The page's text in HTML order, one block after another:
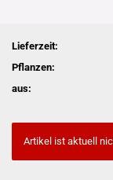
Lieferzeit:
Pflanzen:
aus:
Artikel ist aktuell